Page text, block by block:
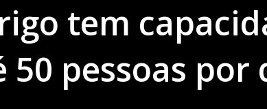
tem
50 pessoas por